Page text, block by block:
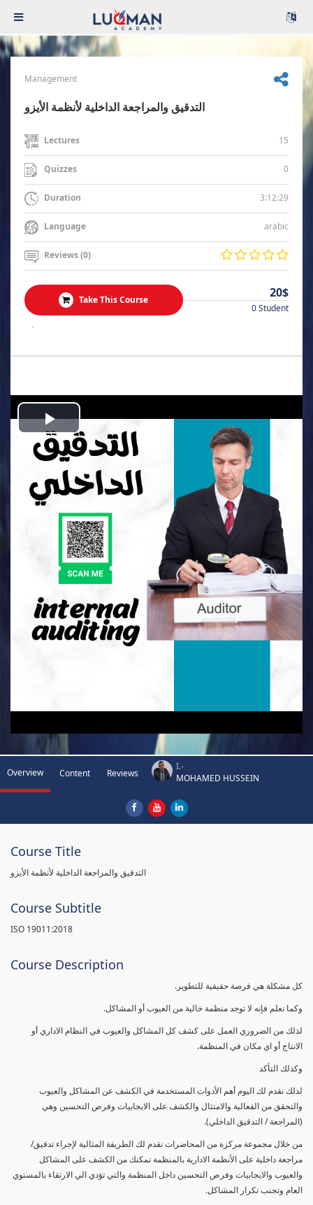
Management
التدقيق والمراجعة الداخلية لأنظمة الأيزو
Lectures 15
Quizzes 0
Duration 3:12:29
Language arabic
Reviews (0)
Take This Course 20$
0 Student
.
Play
Video
Overview Content Reviews
I.-
MOHAMED HUSSEIN
Course Title
التدقيق والمراجعة الداخلية لأنظمة الأيزو
Course Subtitle
ISO 19011:2018
Course Description
كل مشكلة هي فرصة حقيقية للتطوير.
وكما نعلم فإنه لا توجد منظمة خالية من العيوب أو المشاكل.
لذلك من الضروري العمل على كشف كل المشاكل والعيوب في النظام الاداري أو
الانتاج أو اي مكان في المنظمة.
وكذلك التأكد
لذلك نقدم لك اليوم أهم الأدوات المستخدمة في الكشف عن المشاكل والعيوب
والتحقق من الفعالية والامتثال والكشف على الايجابيات وفرص التحسين وهي
(المراجعة / التدقيق الداخلي).
من خلال مجموعة مركزة من المحاضرات نقدم لك الطريقة المثالية لإجراء تدقيق/
مراجعة داخلية على الأنظمة الادارية بالمنظمة تمكنك من الكشف على المشاكل
والعيوب والايجابيات وفرص التحسين داخل المنظمة والتي تؤدي الي الارتقاء بالمستوي
العام وتجنب تكرار المشاكل.